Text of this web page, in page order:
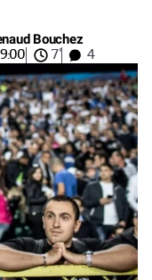
Bouchez
7' 4